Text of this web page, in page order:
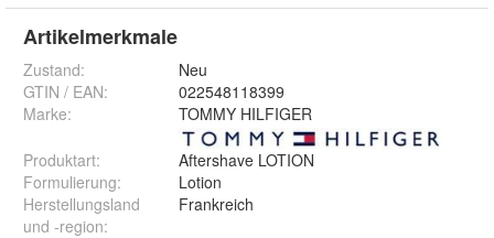
Artikelmerkmale
Zustand:
Neu
GTIN / EAN:
022548118399
Marke:
TOMMY HILFIGER
Produktart:
Aftershave LOTION
Formulierung:
Lotion
Herstellungsland
und -region:
Frankreich